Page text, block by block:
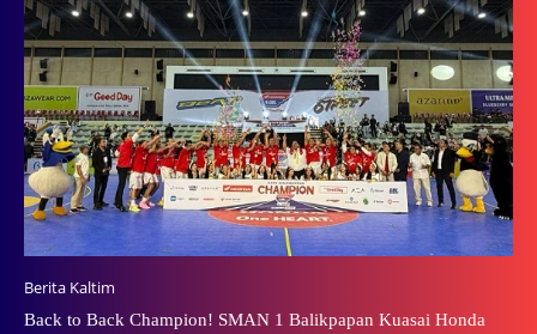
Berita Kaltim
Back to Back Champion! SMAN 1 Balikpapan Kuasai Honda